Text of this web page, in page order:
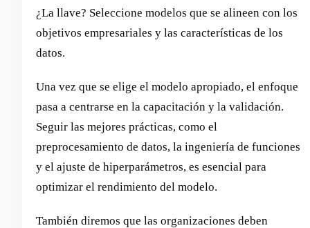
¿La llave? Seleccione modelos que se alineen con los
objetivos empresariales y las características de los
datos.
Una vez que se elige el modelo apropiado, el enfoque
pasa a centrarse en la capacitación y la validación.
Seguir las mejores prácticas, como el
preprocesamiento de datos, la ingeniería de funciones
y el ajuste de hiperparámetros, es esencial para
optimizar el rendimiento del modelo.
También diremos que las organizaciones deben